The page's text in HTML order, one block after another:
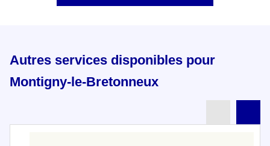
Autres services disponibles pour
Montigny-le-Bretonneux